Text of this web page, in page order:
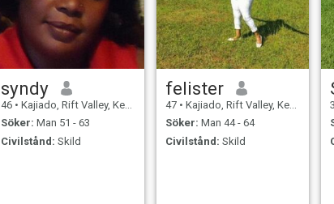
syndy
46 • Kajiado, Rift Valley, Kenya
Söker: Man 51 - 63
Civilstånd: Skild
felister
47 • Kajiado, Rift Valley, Kenya
Söker: Man 44 - 64
Civilstånd: Skild